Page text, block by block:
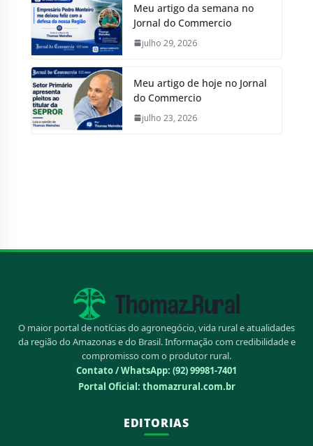
Meu artigo da semana no
Jornal do Commercio
julho 29, 2026
Meu artigo de hoje no Jornal
do Commercio
julho 23, 2026
O maior portal de notícias do agronegócio, vida rural e atualidades
da região do Amazonas e do Brasil. Informação com credibilidade e
compromisso com o produtor rural.
Contato / WhatsApp: (92) 99981-7401
Portal Oficial: thomazrural.com.br
EDITORIAS